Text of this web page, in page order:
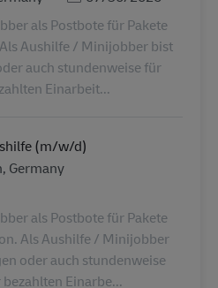
als Postbote für Pakete
Aushilfe / Minijobber bist
auch stundenweise für
Einarbeit...
(m/w/d)
Germany
als Postbote für Pakete
Als Aushilfe / Minijobber
oder auch stundenweise
Einarbe...